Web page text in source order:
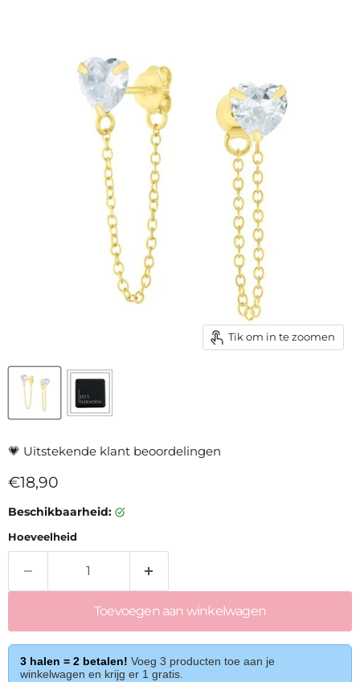
Tik om in te zoomen
💗 Uitstekende klant beoordelingen
Huidige prijs
€18,90
Beschikbaarheid:
Hoeveelheid
Toevoegen aan winkelwagen
3 halen = 2 betalen! Voeg 3 producten toe aan je
winkelwagen en krijg er 1 gratis.